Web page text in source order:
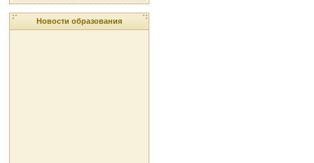
Новости образования